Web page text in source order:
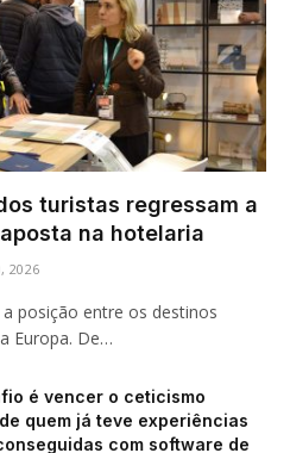
turistas regressam a
na hotelaria
2026
posição entre os destinos
Europa. De…
é vencer o ceticismo
quem já teve experiências
com software de